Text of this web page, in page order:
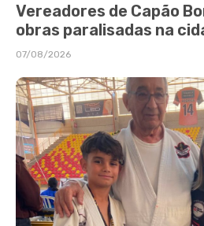
Vereadores de Capão
obras paralisadas na
07/08/2026